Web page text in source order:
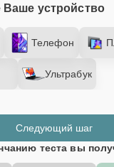
устройство
Телефон
Ультрабук
Следующий шаг
теста вы